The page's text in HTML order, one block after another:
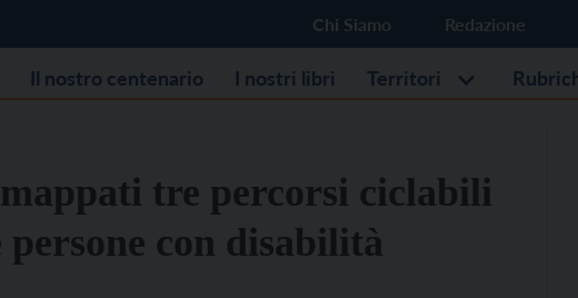
Chi Siamo Redazione
Il nostro centenario I nostri libri Territori
tre percorsi ciclabili
con disabilità